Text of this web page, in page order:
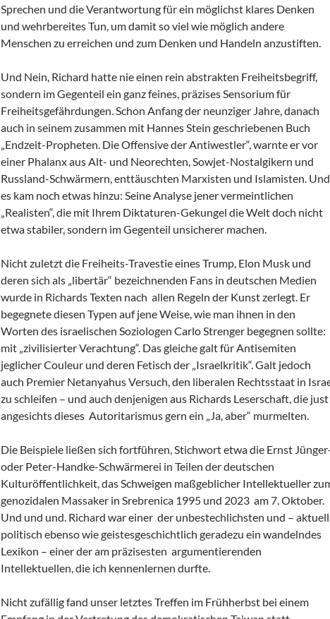
Sprechen und die Verantwortung für ein möglichst klares Denken
und wehrbereites Tun, um damit so viel wie möglich andere
Menschen zu erreichen und zum Denken und Handeln anzustiften.
Und Nein, Richard hatte nie einen rein abstrakten Freiheitsbegriff,
sondern im Gegenteil ein ganz feines, präzises Sensorium für
Freiheitsgefährdungen. Schon Anfang der neunziger Jahre, danach
auch in seinem zusammen mit Hannes Stein geschriebenen Buch
„Endzeit-Propheten. Die Offensive der Antiwestler“, warnte er vor
einer Phalanx aus Alt- und Neorechten, Sowjet-Nostalgikern und
Russland-Schwärmern, enttäuschten Marxisten und Islamisten. Und
es kam noch etwas hinzu: Seine Analyse jener vermeintlichen
„Realisten“, die mit Ihrem Diktaturen-Gekungel die Welt doch nicht
etwa stabiler, sondern im Gegenteil unsicherer machen.
Nicht zuletzt die Freiheits-Travestie eines Trump, Elon Musk und
deren sich als „libertär“ bezeichnenden Fans in deutschen Medien
wurde in Richards Texten nach allen Regeln der Kunst zerlegt. Er
begegnete diesen Typen auf jene Weise, wie man ihnen in den
Worten des israelischen Soziologen Carlo Strenger begegnen sollte:
mit „zivilisierter Verachtung“. Das gleiche galt für Antisemiten
jeglicher Couleur und deren Fetisch der „Israelkritik“. Galt jedoch
auch Premier Netanyahus Versuch, den liberalen Rechtsstaat in
zu schleifen – und auch denjenigen aus Richards Leserschaft, die just
angesichts dieses Autoritarismus gern ein „Ja, aber“ murmelten.
Die Beispiele ließen sich fortführen, Stichwort etwa die Ernst
oder Peter-Handke-Schwärmerei in Teilen der deutschen
Kulturöffentlichkeit, das Schweigen maßgeblicher Intellektueller
genozidalen Massaker in Srebrenica 1995 und 2023 am 7. Oktober.
Und und und. Richard war einer der unbestechlichsten und –
politisch ebenso wie geistesgeschichtlich geradezu ein wandelndes
Lexikon – einer der am präzisesten argumentierenden
Intellektuellen, die ich kennenlernen durfte.
Nicht zufällig fand unser letztes Treffen im Frühherbst bei einem